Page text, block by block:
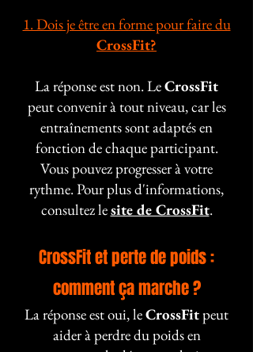
1. Dois je être en forme pour faire du
CrossFit?
La réponse est non. LeCrossFit
peut convenir à tout niveau, car les
entraînements sont adaptés en
fonction de chaque participant.
Vous pouvez progresser à votre
rythme. Pour plus d'informations,
consultez lesite de CrossFit.
CrossFit et perte de poids :
comment ça marche ?
La réponse est oui, leCrossFitpeut
aider à perdre du poids en